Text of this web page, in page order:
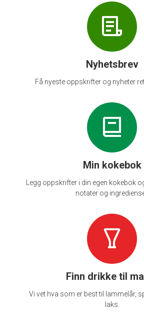
Nyhetsbrev
Få nyeste oppskrifter og nyheter
Min kokebok
Legg oppskrifter i din egen kokebok
notater og
Finn drikke til
Vi vet hva som er best til lammelår,
laks.